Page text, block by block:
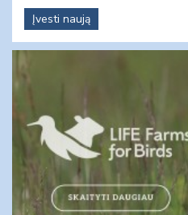
Įvesti naują